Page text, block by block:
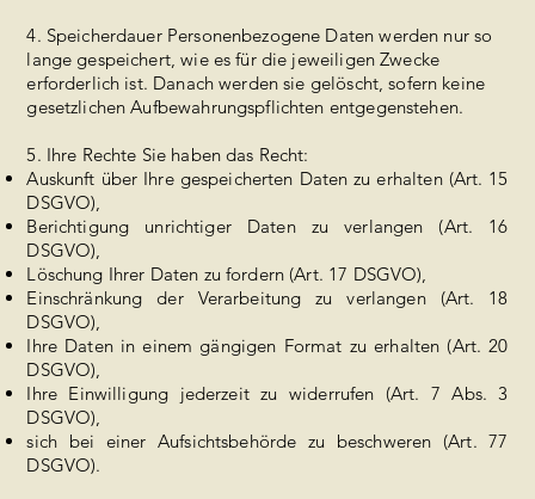
4. Speicherdauer Personenbezogene Daten werden nur so
lange gespeichert, wie es für die jeweiligen Zwecke
erforderlich ist. Danach werden sie gelöscht, sofern keine
gesetzlichen Aufbewahrungspflichten entgegenstehen.
5. Ihre Rechte Sie haben das Recht:
Auskunft über Ihre gespeicherten Daten zu erhalten (Art. 15
DSGVO),
Berichtigung unrichtiger Daten zu verlangen (Art. 16
DSGVO),
Löschung Ihrer Daten zu fordern (Art. 17 DSGVO),
Einschränkung der Verarbeitung zu verlangen (Art. 18
DSGVO),
Ihre Daten in einem gängigen Format zu erhalten (Art. 20
DSGVO),
Ihre Einwilligung jederzeit zu widerrufen (Art. 7 Abs. 3
DSGVO),
sich bei einer Aufsichtsbehörde zu beschweren (Art. 77
DSGVO).